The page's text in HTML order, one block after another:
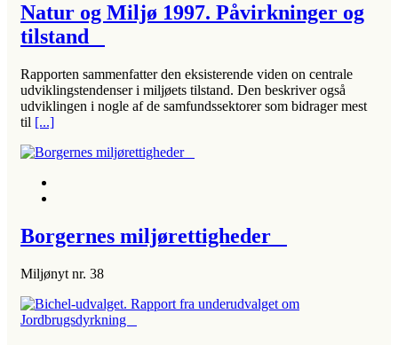
Natur og Miljø 1997. Påvirkninger og
tilstand
Rapporten sammenfatter den eksisterende viden on centrale
udviklingstendenser i miljøets tilstand. Den beskriver også
udviklingen i nogle af de samfundssektorer som bidrager mest
til [...]
Borgernes miljørettigheder
Miljønyt nr. 38